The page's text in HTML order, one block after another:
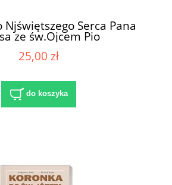
Serca Pana
ze św.Ojcem Pio
25,00 zł
do koszyka